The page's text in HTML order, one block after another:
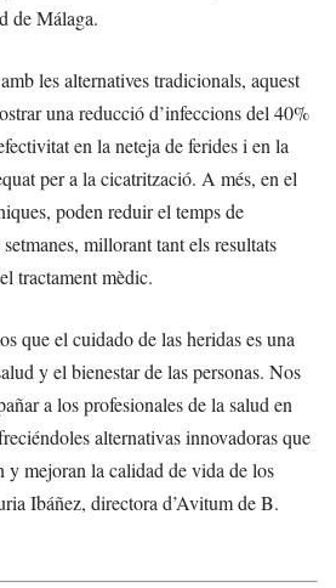
de Málaga.
les alternatives tradicionals, aquest
una reducció d’infeccions del 40%
en la neteja de ferides i en la
per a la cicatrització. A més, en el
poden reduir el temps de
millorant tant els resultats
tractament mèdic.
que el cuidado de las heridas es una
y el bienestar de las personas. Nos
a los profesionales de la salud en
alternativas innovadoras que
mejoran la calidad de vida de los
Ibáñez, directora d’Avitum de B.